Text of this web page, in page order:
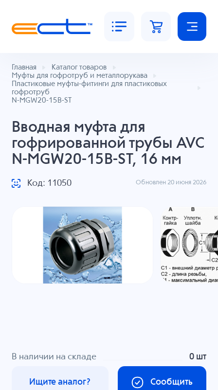
Главная
Каталог товаров
Муфты для гофротруб и металлорукава
Пластиковые муфты-фитинги для пластиковых
гофротруб
N-MGW20-15B-ST
Вводная муфта для
гофрированной трубы AVC
N-MGW20-15B-ST, 16 мм
Код: 11050 Обновлен 20 июня 2026
В наличии на складе 0 шт
Сообщить
Ищите аналог?